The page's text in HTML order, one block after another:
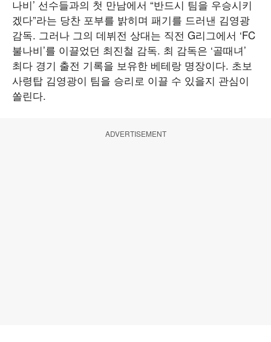
나비’ 선수들과의 첫 만남에서 “반드시 팀을 우승시키
겠다”라는 당찬 포부를 밝히며 패기를 드러낸 김영광
감독. 그러나 그의 데뷔전 상대는 직전 G리그에서 ‘FC
불나비’를 이끌었던 최진철 감독. 최 감독은 ‘골때녀’
최다 경기 출전 기록을 보유한 베테랑 명장이다. 초보
사령탑 김영광이 팀을 승리로 이끌 수 있을지 관심이
쏠린다.
ADVERTISEMENT